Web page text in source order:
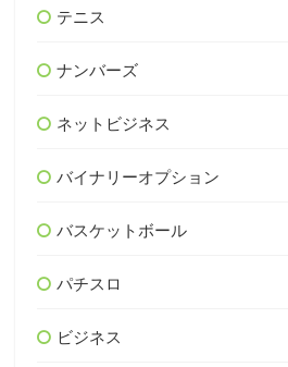
テニス
ナンバーズ
ネットビジネス
バイナリーオプション
バスケットボール
パチスロ
ビジネス